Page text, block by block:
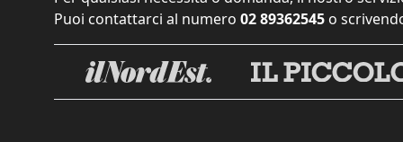
Puoi contattarci al numero 02 89362545 o